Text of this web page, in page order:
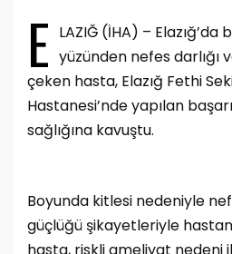
E LAZIĞ (İHA) –
yüzünden nefes darlığı
çeken hasta, Elazığ Fethi
Hastanesi’nde yapılan
sağlığına kavuştu.
Boyunda kitlesi nedeniyle
güçlüğü şikayetleriyle
hasta, riskli ameliyat nedeni